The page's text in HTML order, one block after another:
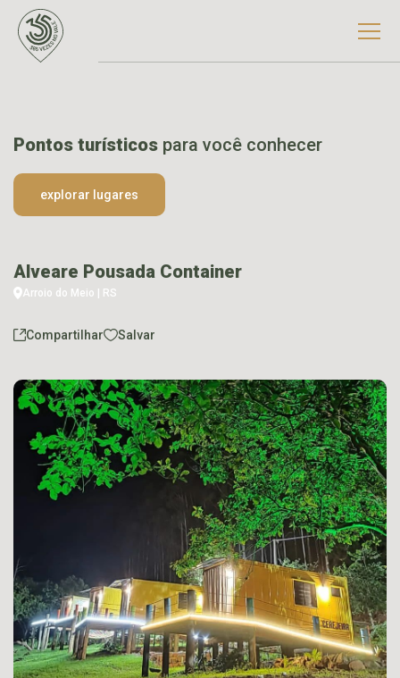
Pontos turísticos para você conhecer
explorar lugares
Alveare Pousada Container
Arroio do Meio | RS
Compartilhar Salvar